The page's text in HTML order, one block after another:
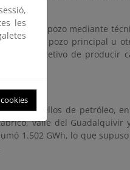
el pozo mediante
un pozo principal u
con el objetivo de producir
de ellos de petróleo,
valle del Guadalquivir
1.502 GWh, lo que
les